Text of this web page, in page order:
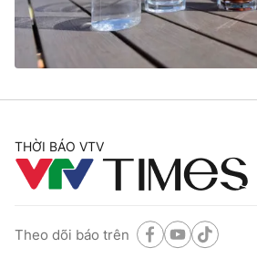
THỜI BÁO VTV
Theo dõi báo trên